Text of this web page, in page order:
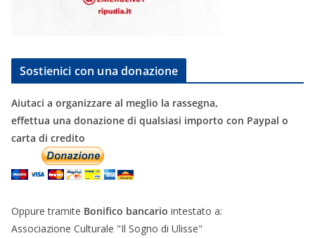
Sostienici con una donazione
Aiutaci a organizzare al meglio la rassegna,
effettua una donazione di qualsiasi importo con Paypal o
carta di credito
Oppure tramite Bonifico bancario intestato a:
Associazione Culturale "Il Sogno di Ulisse"